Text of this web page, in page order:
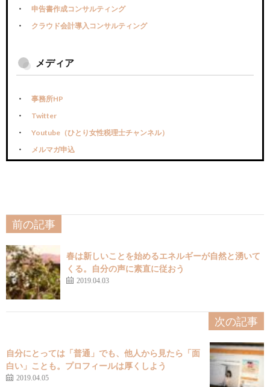
申告書作成コンサルティング
クラウド会計導入コンサルティング
メディア
事務所HP
Twitter
Youtube（ひとり女性税理士チャンネル）
メルマガ申込
前の記事
春は新しいことを始めるエネルギーが自然と湧いて
くる。自分の声に素直に従おう
2019.04.03
次の記事
自分にとっては「普通」でも、他人から見たら「面
白い」ことも。プロフィールは厚くしよう
2019.04.05